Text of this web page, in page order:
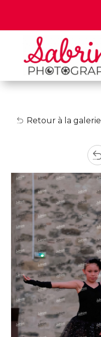
Retour à la galerie